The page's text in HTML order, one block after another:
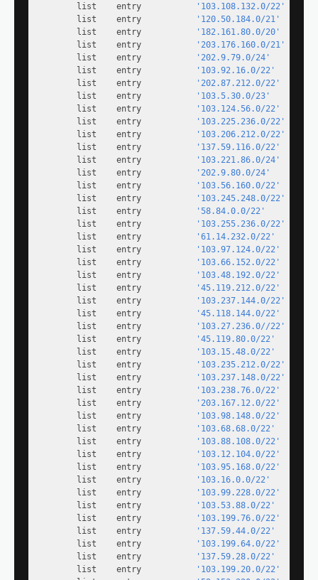
        list    entry
'103.108.132.0/22'
        list    entry
'120.50.184.0/21'
        list    entry
'182.161.80.0/20'
        list    entry
'203.176.160.0/21'
        list    entry
'202.9.79.0/24'
        list    entry
'103.92.16.0/22'
        list    entry
'202.87.212.0/22'
        list    entry
'103.5.30.0/23'
        list    entry
'103.124.56.0/22'
        list    entry
'103.225.236.0/22'
        list    entry
'103.206.212.0/22'
        list    entry
'137.59.116.0/22'
        list    entry
'103.221.86.0/24'
        list    entry
'202.9.80.0/24'
        list    entry
'103.56.160.0/22'
        list    entry
'103.245.248.0/22'
        list    entry
'58.84.0.0/22'
        list    entry
'103.255.236.0/22'
        list    entry
'61.14.232.0/22'
        list    entry
'103.97.124.0/22'
        list    entry
'103.66.152.0/22'
        list    entry
'103.48.192.0/22'
        list    entry
'45.119.212.0/22'
        list    entry
'103.237.144.0/22'
        list    entry
'45.118.144.0/22'
        list    entry
'103.27.236.0//22'
        list    entry
'45.119.80.0/22'
        list    entry
'103.15.48.0/22'
        list    entry
'103.235.212.0/22'
        list    entry
'103.237.148.0/22'
        list    entry
'103.238.76.0/22'
        list    entry
'203.167.12.0/22'
        list    entry
'103.98.148.0/22'
        list    entry
'103.68.68.0/22'
        list    entry
'103.88.108.0/22'
        list    entry
'103.12.104.0/22'
        list    entry
'103.95.168.0/22'
        list    entry
'103.16.0.0/22'
        list    entry
'103.99.228.0/22'
        list    entry
'103.53.88.0/22'
        list    entry
'103.199.76.0/22'
        list    entry
'137.59.44.0/22'
        list    entry
'103.199.64.0/22'
        list    entry
'137.59.28.0/22'
        list    entry
'103.199.20.0/22'